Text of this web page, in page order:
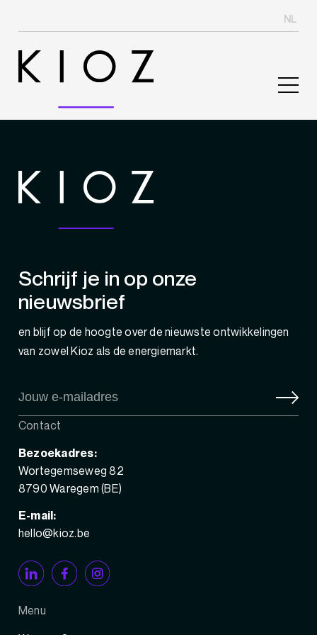
NL
Schrijf je in op onze
nieuwsbrief
en blijf op de hoogte over de nieuwste ontwikkelingen
van zowel Kioz als de energiemarkt.
Contact
Bezoekadres:
Wortegemseweg 82
8790 Waregem (BE)
E-mail:
hello@kioz.be
Menu